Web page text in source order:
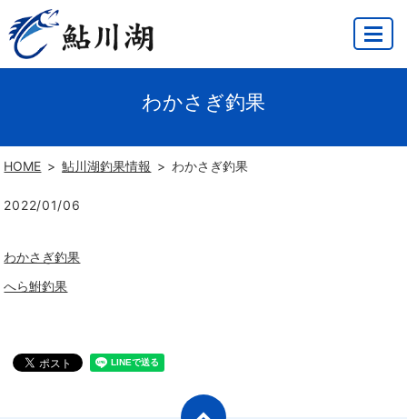
MENU
わかさぎ釣果
HOME 鮎川湖釣果情報 わかさぎ釣果
2022/01/06
わかさぎ釣果
へら鮒釣果